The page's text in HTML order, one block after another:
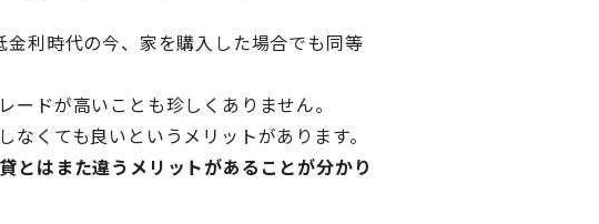
利時代の今、家を購入した場合でも同等
ドが高いことも珍しくありません。
くても良いというメリットがあります。
とはまた違うメリットがあることが分かり